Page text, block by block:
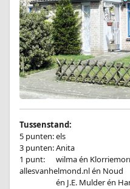
Tussenstand:
5 punten: els
3 punten: Anita
1 punt:
wilma én
allesvanhelmond.nl én Noud
én J.E. Mulder én